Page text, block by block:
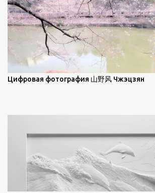
Брайан Шервин прокомментировал
заявив, что "Такаюки Харада сочетает в
элегантность живописи с реалиями
некотором смысле, персонажи его
зрителям незаконченный рассказ,
уникальной манерой использования
просмотра всех работ, посетите
Цифровая фотография 山野风 Чжэцзян